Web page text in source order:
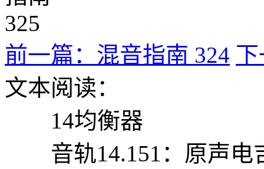
前一篇：混音指南 324
文本阅读：
14均衡器
音轨14.151：原声电